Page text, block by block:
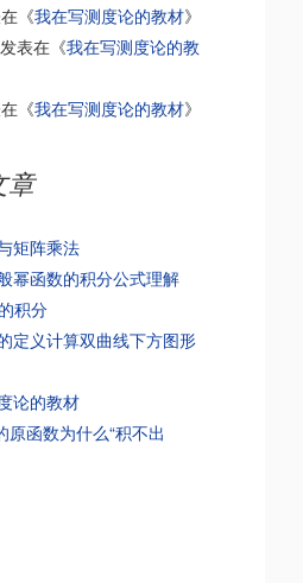
《我在写测度论的教材》
发表在《我在写测度论的教
《我在写测度论的教材》
章
矩阵乘法
幂函数的积分公式理解
的积分
定义计算双曲线下方图形
论的教材
原函数为什么“积不出